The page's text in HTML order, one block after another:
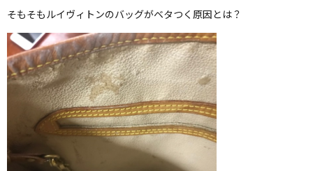
そもそもルイヴィトンのバッグがベタつく原因とは？